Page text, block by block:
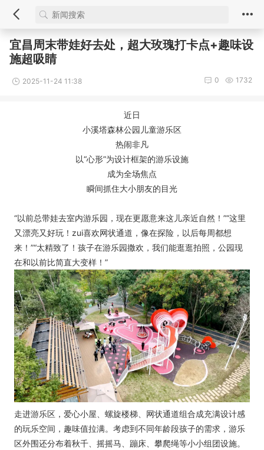
宜昌周末带娃好去处，超大玫瑰打卡点+趣味设
施超吸睛
2025-11-24 11:38 1732
0
近日
小溪塔森林公园儿童游乐区
热闹非凡
以“心形”为设计框架的游乐设施
成为全场焦点
瞬间抓住大小朋友的目光
“以前总带娃去室内游乐园，现在更愿意来这儿亲近自然！”“这里
又漂亮又好玩！zui喜欢网状通道，像在探险，以后每周都想
来！”“太精致了！孩子在游乐园撒欢，我们能逛逛拍照，公园现
在和以前比简直大变样！”
走进游乐区，爱心小屋、螺旋楼梯、网状通道组合成充满设计感
的玩乐空间，趣味值拉满。考虑到不同年龄段孩子的需求，游乐
区外围还分布着秋千、摇摇马、蹦床、攀爬绳等小小组团设施。